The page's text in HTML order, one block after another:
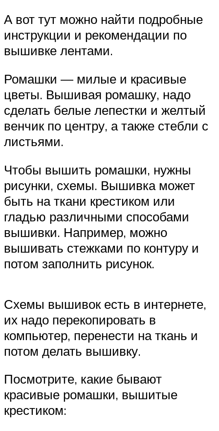
А вот тут можно найти подробные
инструкции и рекомендации по
вышивке лентами.
Ромашки — милые и красивые
цветы. Вышивая ромашку, надо
сделать белые лепестки и желтый
венчик по центру, а также стебли с
листьями.
Чтобы вышить ромашки, нужны
рисунки, схемы. Вышивка может
быть на ткани крестиком или
гладью различными способами
вышивки. Например, можно
вышивать стежками по контуру и
потом заполнить рисунок.
Схемы вышивок есть в интернете,
их надо перекопировать в
компьютер, перенести на ткань и
потом делать вышивку.
Посмотрите, какие бывают
красивые ромашки, вышитые
крестиком: